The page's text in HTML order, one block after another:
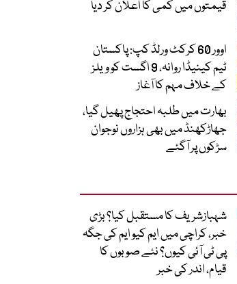
قیمتوں میں کمی کا اعلان کر دیا
اوور 60 کرکٹ ورلڈ کپ: پاکستان
ٹیم کینیڈا روانہ، 9 اگست کو ویلز
کے خلاف مہم کا آغاز
بھارت میں طلبہ احتجاج پھیل گیا،
جھاڑکھنڈ میں بھی ہزاروں نوجوان
سڑکوں پر آگئے
شہبازشریف کا مستقبل کیا؟ بڑی
خبر، کراچی میں ایم کیو ایم کی جگہ
پی ٹی آئی کیوں؟ نئے صوبوں کا
قیام، اندر کی خبر